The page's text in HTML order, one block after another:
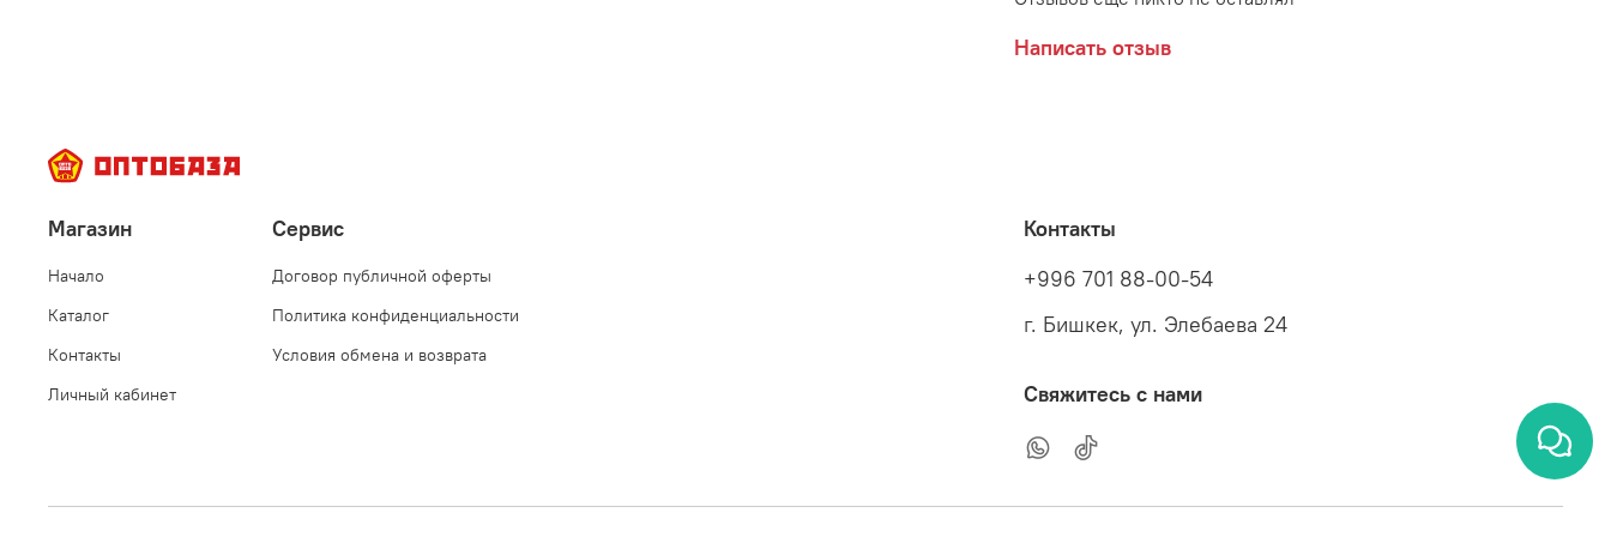
Написать отзыв
Магазин
Начало
Каталог
Контакты
Личный кабинет
Сервис
Договор публичной оферты
Политика конфиденциальности
Условия обмена и возврата
Контакты
+996 701 88-00-54
г. Бишкек, ул. Элебаева 24
Свяжитесь с нами